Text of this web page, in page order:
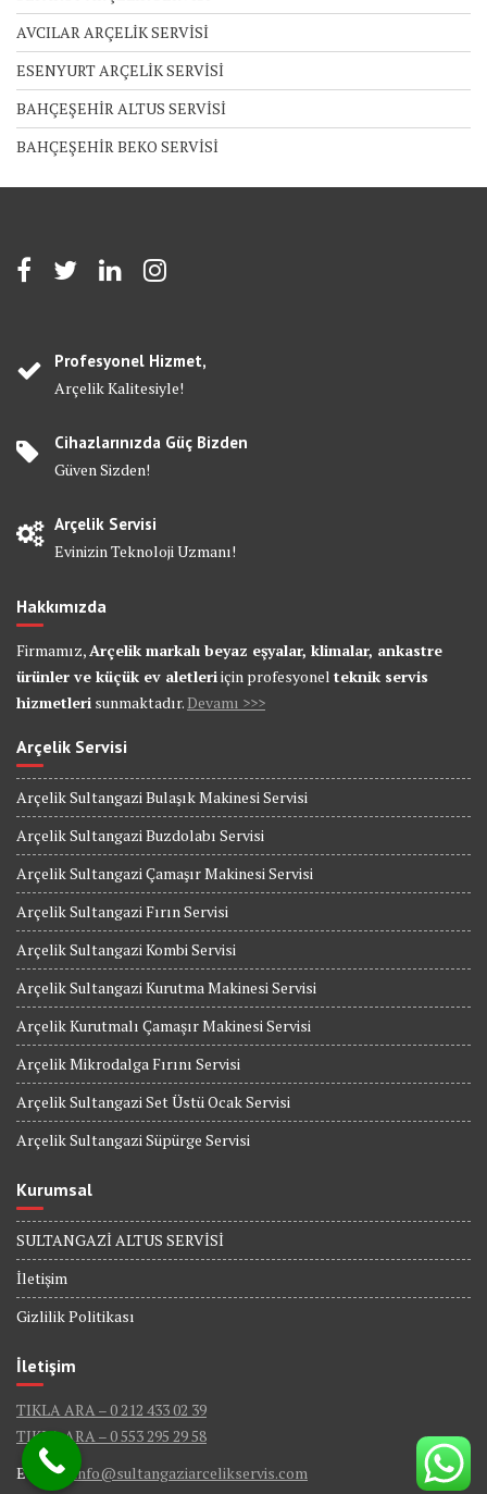
AVCILAR ARÇELİK SERVİSİ
ESENYURT ARÇELİK SERVİSİ
BAHÇEŞEHİR ALTUS SERVİSİ
BAHÇEŞEHİR BEKO SERVİSİ
Profesyonel Hizmet,
Arçelik Kalitesiyle!
Cihazlarınızda Güç Bizden
Güven Sizden!
Arçelik Servisi
Evinizin Teknoloji Uzmanı!
Hakkımızda
Firmamız,Arçelik markalı beyaz eşyalar, klimalar, ankastre
ürünler ve küçük ev aletleriiçin profesyonel teknik servis
hizmetleri sunmaktadır.Devamı >>>
Arçelik Servisi
Arçelik Sultangazi Bulaşık Makinesi Servisi
Arçelik Sultangazi Buzdolabı Servisi
Arçelik Sultangazi Çamaşır Makinesi Servisi
Arçelik Sultangazi Fırın Servisi
Arçelik Sultangazi Kombi Servisi
Arçelik Sultangazi Kurutma Makinesi Servisi
Arçelik Kurutmalı Çamaşır Makinesi Servisi
Arçelik Mikrodalga Fırını Servisi
Arçelik Sultangazi Set Üstü Ocak Servisi
Arçelik Sultangazi Süpürge Servisi
Kurumsal
SULTANGAZİ ALTUS SERVİSİ
İletişim
Gizlilik Politikası
İletişim
TIKLA ARA – 0 212 433 02 39
TIKLA ARA – 0 553 295 29 58
E-Mail : info@sultangaziarcelikservis.com